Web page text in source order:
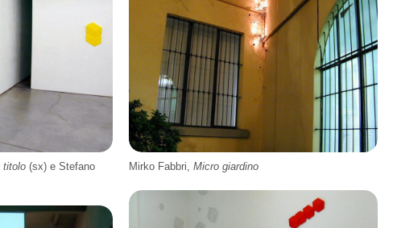
titolo (sx) e Stefano
Mirko Fabbri, Micro giardino